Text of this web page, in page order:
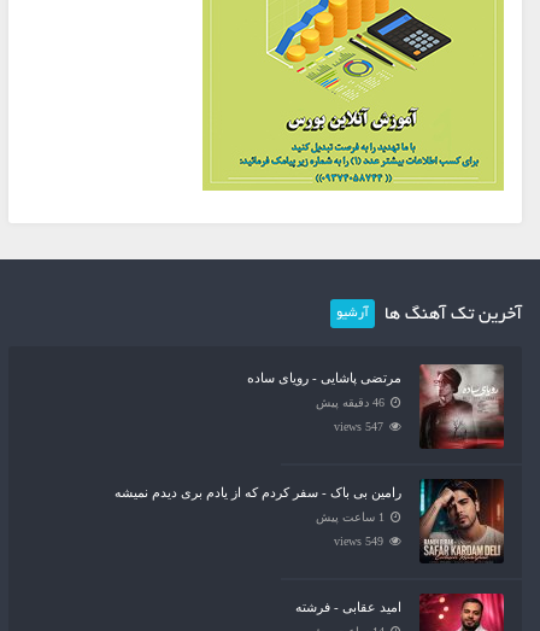
آخرین تک آهنگ ها آرشیو
مرتضی پاشایی - رویای ساده
46 دقیقه پیش
547 views
رامین بی باک - سفر کردم که از یادم بری دیدم نمیشه
1 ساعت پیش
549 views
امید عقابی - فرشته